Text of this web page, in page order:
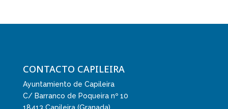
CONTACTO CAPILEIRA
Ayuntamiento de Capileira
C/ Barranco de Poqueira nº 10